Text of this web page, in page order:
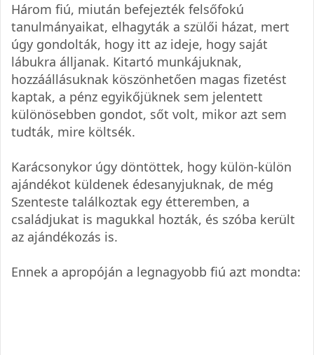
Három fiú, miután befejezték felsőfokú
tanulmányaikat, elhagyták a szülői házat, mert
úgy gondolták, hogy itt az ideje, hogy saját
lábukra álljanak. Kitartó munkájuknak,
hozzáállásuknak köszönhetően magas fizetést
kaptak, a pénz egyikőjüknek sem jelentett
különösebben gondot, sőt volt, mikor azt sem
tudták, mire költsék.
Karácsonykor úgy döntöttek, hogy külön-külön
ajándékot küldenek édesanyjuknak, de még
Szenteste találkoztak egy étteremben, a
családjukat is magukkal hozták, és szóba került
az ajándékozás is.
Ennek a apropóján a legnagyobb fiú azt mondta: